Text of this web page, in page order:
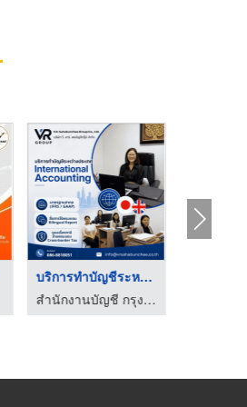
บริการทำบัญชีระหว่าง ...
สำนักงานบัญชี กรุงเทพ - วี อาร์ สหบัญชีกรุ๊ป